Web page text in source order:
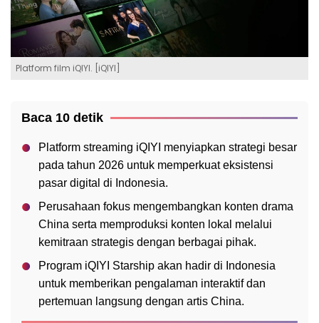
Platform film iQIYI. [iQIYI]
Baca 10 detik
Platform streaming iQIYI menyiapkan strategi besar
pada tahun 2026 untuk memperkuat eksistensi
pasar digital di Indonesia.
Perusahaan fokus mengembangkan konten drama
China serta memproduksi konten lokal melalui
kemitraan strategis dengan berbagai pihak.
Program iQIYI Starship akan hadir di Indonesia
untuk memberikan pengalaman interaktif dan
pertemuan langsung dengan artis China.